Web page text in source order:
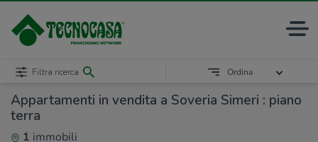
Appartamenti in vendita a Soveria Simeri : piano
terra
1 immobili
Filtra ricerca Ordina